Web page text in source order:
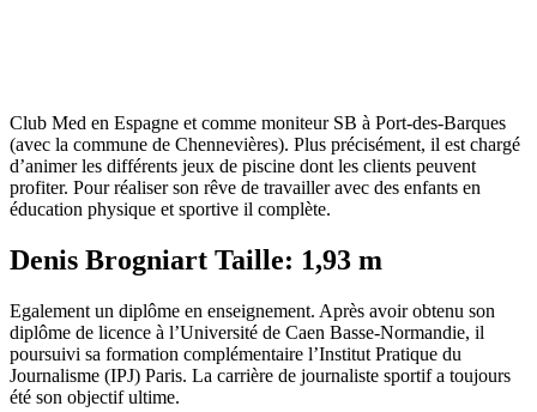
Club Med en Espagne et comme moniteur SB à Port-des-Barques
(avec la commune de Chennevières). Plus précisément, il est chargé
d’animer les différents jeux de piscine dont les clients peuvent
profiter. Pour réaliser son rêve de travailler avec des enfants en
éducation physique et sportive il complète.
Denis Brogniart Taille: 1,93 m
Egalement un diplôme en enseignement. Après avoir obtenu son
diplôme de licence à l’Université de Caen Basse-Normandie, il
poursuivi sa formation complémentaire l’Institut Pratique du
Journalisme (IPJ) Paris. La carrière de journaliste sportif a toujours
été son objectif ultime.